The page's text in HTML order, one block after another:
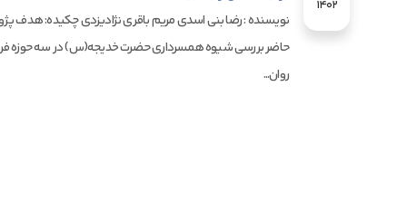
1402
نویسنده : رضا بنی اسدی مریم باقری نژادیزدی چکیده: هدف
حاضر بررسی شیوه همسرداری حضرت خدیجه(س) در سه حوزه
روان...